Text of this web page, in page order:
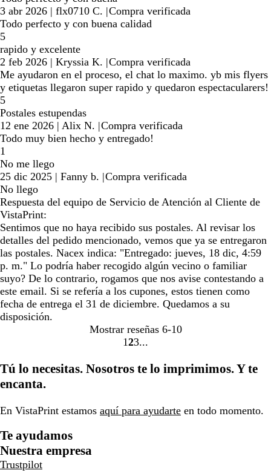
3 abr 2026 | flx0710 C. |Compra verificada
Todo perfecto y con buena calidad
5
rapido y excelente
2 feb 2026 | Kryssia K. |Compra verificada
Me ayudaron en el proceso, el chat lo maximo. yb mis flyers
y etiquetas llegaron super rapido y quedaron espectacularers!
5
Postales estupendas
12 ene 2026 | Alix N. |Compra verificada
Todo muy bien hecho y entregado!
1
No me llego
25 dic 2025 | Fanny b. |Compra verificada
No llego
Respuesta del equipo de Servicio de Atención al Cliente de
VistaPrint:
Sentimos que no haya recibido sus postales. Al revisar los
detalles del pedido mencionado, vemos que ya se entregaron
las postales. Nacex indica: "Entregado: jueves, 18 dic, 4:59
p. m." Lo podría haber recogido algún vecino o familiar
suyo? De lo contrario, rogamos que nos avise contestando a
este email. Si se refería a los cupones, estos tienen como
fecha de entrega el 31 de diciembre. Quedamos a su
disposición.
Mostrar reseñas 6-10
Ir
la
1 Ir
la
2Ir
la
3
Tú lo necesitas. Nosotros te lo imprimimos. Y te
encanta.
En VistaPrint estamos aquí para ayudarte en todo momento.
Te ayudamos
Nuestra empresa
Trustpilot